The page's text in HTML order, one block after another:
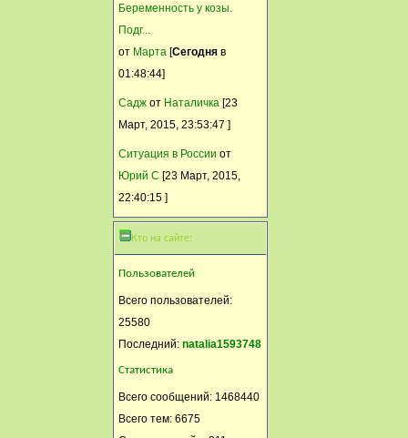
бы давно 20 лет тюрьмы
было бы обеспечено
Селянка
найдите в поисковике Адблок
плюс и закачайте бесплатно
себе на комп это приложение
и будет вам счастье
Сибирка
Я тоже хочу в личку. У меня
тоже есть эти страшные
новости партнёров.
Беременность у козы.
Подг...
от Марта [Сегодня в
01:48:44]
Садж от Наталичка [23
Март, 2015, 23:53:47 ]
Ситуация в России от
Юрий С [23 Март, 2015,
22:40:15 ]
Кто на сайте:
Пользователей
Всего пользователей:
25580
Последний: natalia1593748
Статистика
Всего сообщений: 1468440
Всего тем: 6675